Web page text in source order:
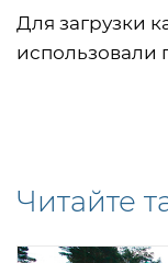
Для загрузки
использовали
Читайте